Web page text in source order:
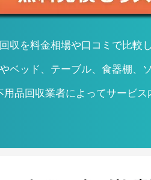
収を料金相場や口コミで比較
ベッド、テーブル、食器棚、
品回収業者によってサービ